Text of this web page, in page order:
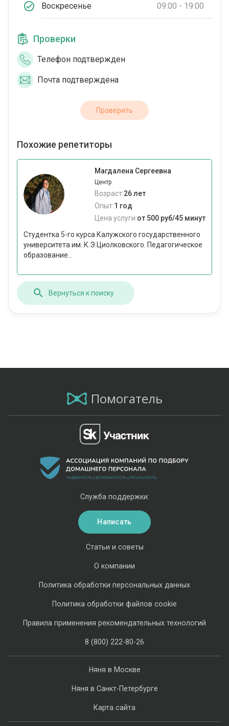
Воскресенье 09:00 - 19:00
Проверки
Телефон подтвержден
Почта подтверждена
Проверить
Похожие репетиторы
Магдалена Сергеевна
Центр
Возраст:26 лет
Опыт:1 год
Цена услуги:от 500 руб/45 минут
Студентка 5-го курса Калужского государственного
университета им. К.Э.Циолковского. Педагогическое
образование...
Вернуться к поиску
Помогатель
Няня в Москве
Няня в Санкт-Петербурге
Карта сайта
Статьи и советы
О компании
Политика обработки персональных данных
Политика обработки файлов cookie
Правила применения рекомендательных технологий
8 (800) 222-80-26
Служба поддержки:
Написать